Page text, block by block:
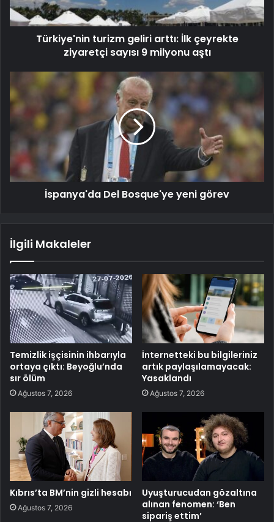
Türkiye'nin turizm geliri arttı: İlk çeyrekte
ziyaretçi sayısı 9 milyonu aştı
İspanya'da Del Bosque'ye yeni görev
İlgili Makaleler
Temizlik işçisinin ihbarıyla
ortaya çıktı: Beyoğlu’nda
sır ölüm
Ağustos 7, 2026
İnternetteki bu bilgileriniz
artık paylaşılamayacak:
Yasaklandı
Ağustos 7, 2026
Kıbrıs’ta BM’nin gizli hesabı
Ağustos 7, 2026
Uyuşturucudan gözaltına
alınan fenomen: ‘Ben
sipariş ettim’